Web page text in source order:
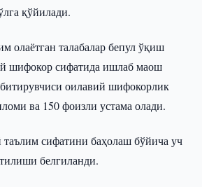
қўйилади.
олаётган талабалар бепул ўқиш
шифокор сифатида ишлаб маош
оилавий шифокорлик
ва 150 фоизли устама олади.
таълим сифатини баҳолаш бўйича уч
белгиланди.